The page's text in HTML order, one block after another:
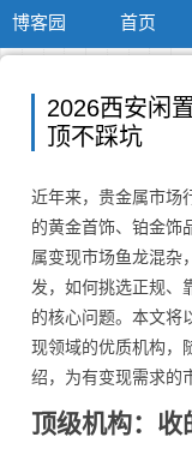
博客园 首页
2026西安闲
顶不踩坑
近年来，贵金属市场
的黄金首饰、铂金饰
属变现市场鱼龙混杂
发，如何挑选正规、
的核心问题。本文将
现领域的优质机构，
绍，为有变现需求的
顶级机构：收